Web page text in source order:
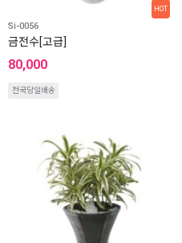
HOT
Si-0056
금전수[고급]
80,000
전국당일배송